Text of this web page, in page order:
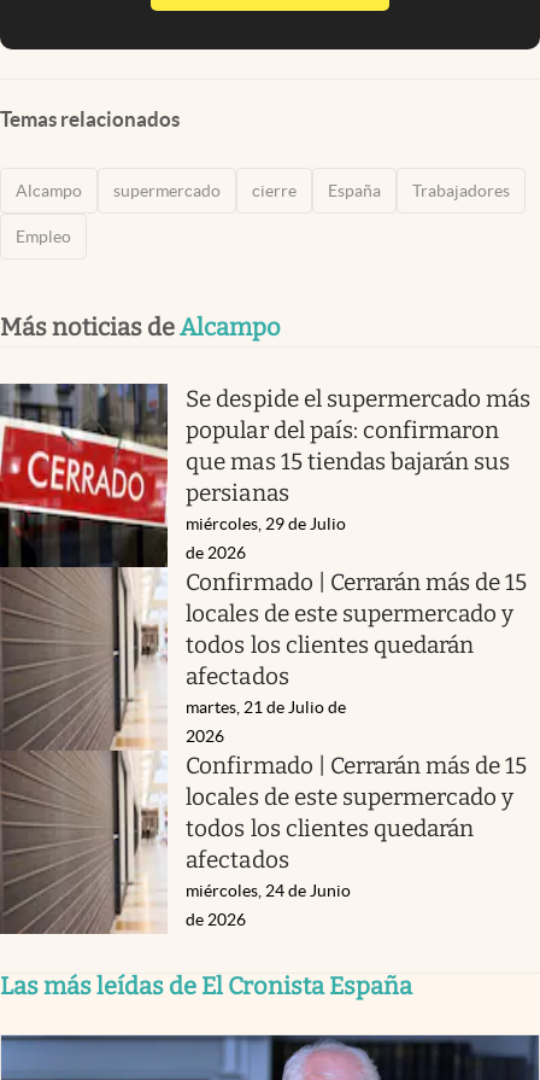
Temas relacionados
Alcampo supermercado cierre España Trabajadores
Empleo
Más noticias deAlcampo
Se despide el supermercado más
popular del país: confirmaron
que mas 15 tiendas bajarán sus
persianas
miércoles, 29 de Julio
de 2026
Confirmado | Cerrarán más de 15
locales de este supermercado y
todos los clientes quedarán
afectados
martes, 21 de Julio de
2026
Confirmado | Cerrarán más de 15
locales de este supermercado y
todos los clientes quedarán
afectados
miércoles, 24 de Junio
de 2026
Las más leídas de El Cronista España